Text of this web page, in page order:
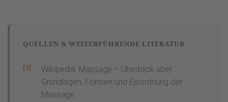
QUELLEN & WEITERFÜHRENDE LITERATUR
Wikipedia: Massage – Überblick über
Grundlagen, Formen und Einordnung der
Massage.